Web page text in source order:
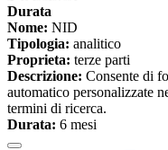
Durata
Nome: NID
Tipologia: analitico
Proprieta: terze parti
Descrizione: Consente di
automatico personalizzate
termini di ricerca.
Durata: 6 mesi